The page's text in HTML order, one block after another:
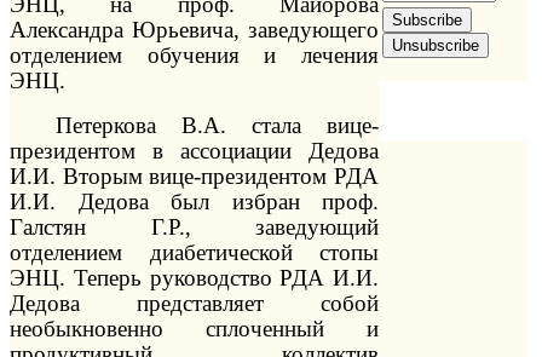
Александра Юрьевича, заведующего
отделением обучения и лечения
ЭНЦ.
Петеркова В.А. стала вице-
президентом в ассоциации Дедова
И.И. Вторым вице-президентом РДА
И.И. Дедова был избран проф.
Галстян Г.Р., заведующий
отделением диабетической стопы
ЭНЦ. Теперь руководство РДА И.И.
Дедова представляет собой
необыкновенно сплоченный и